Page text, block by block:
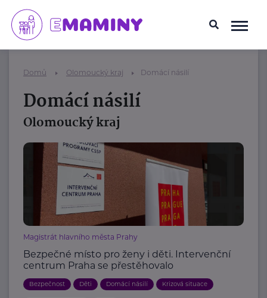
Domů Olomoucký kraj Domácí násilí
Domácí násilí
Olomoucký kraj
Magistrát hlavního města Prahy
Bezpečné místo pro ženy i děti. Intervenční
centrum Praha se přestěhovalo
Bezpečnost Děti Domácí násilí Krizová situace